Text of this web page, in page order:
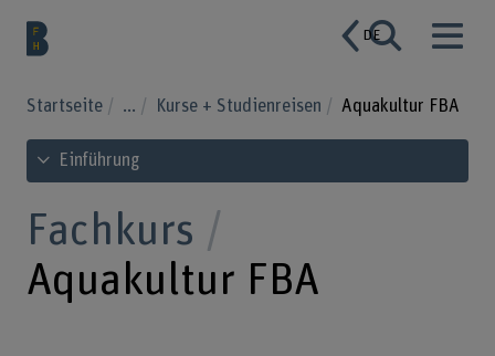
DE
Startseite ... Kurse + Studienreisen Aquakultur FBA
Inhaltsverzeichnis ansehen
Einführung
Fachkurs
Aquakultur FBA